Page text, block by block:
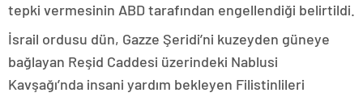
tepki vermesinin ABD tarafından engellendiği belirtildi.
İsrail ordusu dün, Gazze Şeridi’ni kuzeyden güneye
bağlayan Reşid Caddesi üzerindeki Nablusi
Kavşağı’nda insani yardım bekleyen Filistinlileri